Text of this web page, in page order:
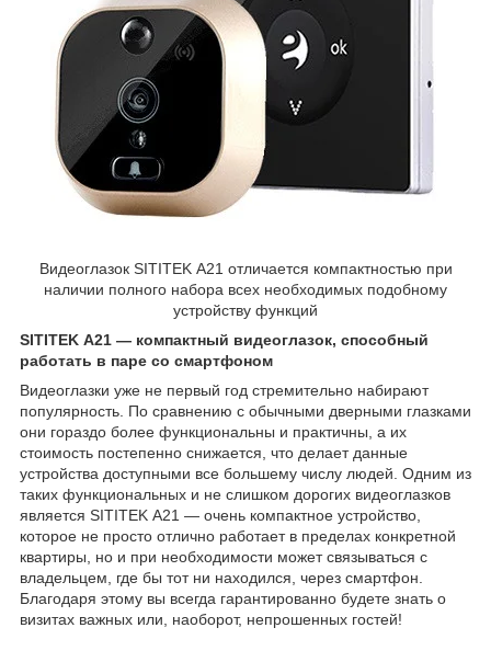
Видеоглазок SITITEK А21 отличается компактностью при
наличии полного набора всех необходимых подобному
устройству функций
SITITEK А21 — компактный видеоглазок, способный
работать в паре со смартфоном
Видеоглазки уже не первый год стремительно набирают
популярность. По сравнению с обычными дверными глазками
они гораздо более функциональны и практичны, а их
стоимость постепенно снижается, что делает данные
устройства доступными все большему числу людей. Одним из
таких функциональных и не слишком дорогих видеоглазков
является SITITEK А21 — очень компактное устройство,
которое не просто отлично работает в пределах конкретной
квартиры, но и при необходимости может связываться с
владельцем, где бы тот ни находился, через смартфон.
Благодаря этому вы всегда гарантированно будете знать о
визитах важных или, наоборот, непрошенных гостей!